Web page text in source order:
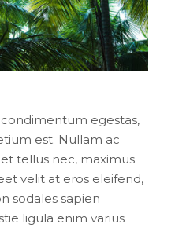
egestas,
est. Nullam ac
tellus nec, maximus
velit at eros eleifend,
sodales sapien
ligula enim varius